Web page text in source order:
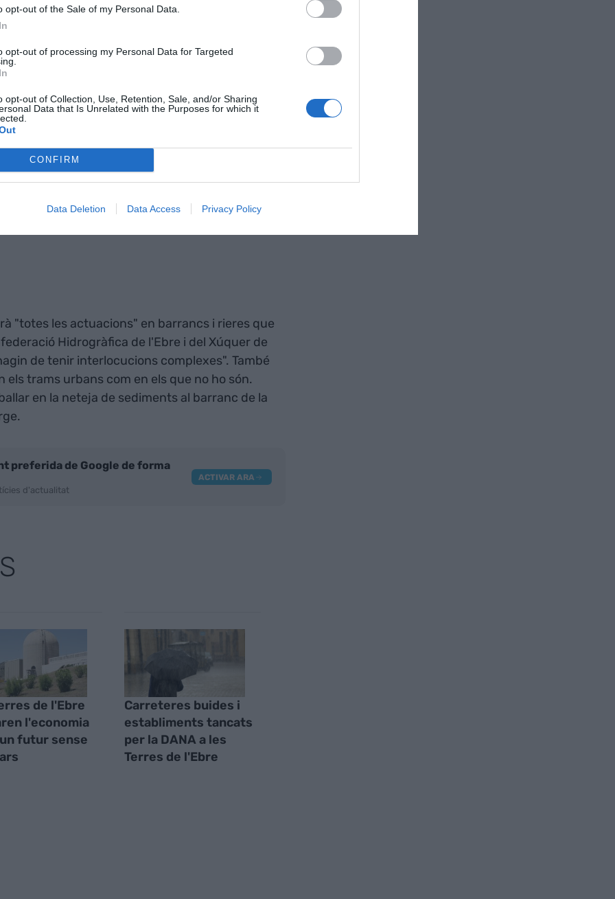
opt-out of the Sale of my Personal Data.
opt-out of processing my Personal Data for Targeted
opt-out of Collection, Use, Retention, Sale, and/or Sharing
Data that Is Unrelated with the Purposes for which it
CONFIRM
Data Deletion Data Access Privacy Policy
Catalana de l'Aigua
el manteniment i conservació de les lleres fora
de l'Ebre. 44 estan finalitzades, 3 en
inversió és de 360.000 euros en actuacions a
la Sénia, Masdenverge, la Ràpita,
buides i establiments tancats per la
les Terres de l'Ebre
"totes les actuacions" en barrancs i rieres que
Hidrogràfica de l'Ebre i del Xúquer de
de tenir interlocucions complexes". També
trams urbans com en els que no ho són.
en la neteja de sediments al barranc de la
preferida de Google de forma
d'actualitat
ACTIVAR ARA
de l'Ebre
l'economia
futur sense
Carreteres buides i
establiments tancats
per la DANA a les
Terres de l'Ebre